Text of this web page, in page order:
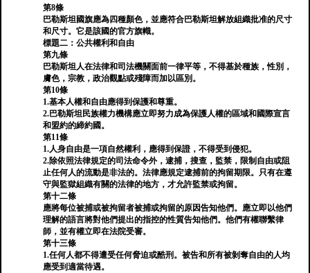
第8條
巴勒斯坦國旗應為四種顏色，並應符合巴勒斯坦解放組織批准的尺寸
和尺寸。它是該國的官方旗幟。
標題二：公共權利和自由
第九條
巴勒斯坦人在法律和司法機關面前一律平等，不得基於種族，性別，
膚色，宗教，政治觀點或殘障而加以區別。
第10條
1.基本人權和自由應得到保護和尊重。
2.巴勒斯坦民族權力機構應立即努力成為保護人權的區域和國際宣言
和盟約的締約國。
第11條
1.人身自由是一項自然權利，應得到保證，不得受到侵犯。
2.除依照法律規定的司法命令外，逮捕，搜查，監禁，限制自由或阻
止任何人的流動是非法的。法律應規定逮捕前的拘留期限。只有在遵
守與監獄組織有關的法律的地方，才允許監禁或拘留。
第十二條
應將每位被捕或被拘留者被捕或拘留的原因告知他們。應立即以他們
理解的語言將對他們提出的指控的性質告知他們。他們有權聯繫律
師，並有權立即在法院受審。
第十三條
1.任何人都不得遭受任何脅迫或酷刑。被告和所有被剝奪自由的人均
應受到適當待遇。